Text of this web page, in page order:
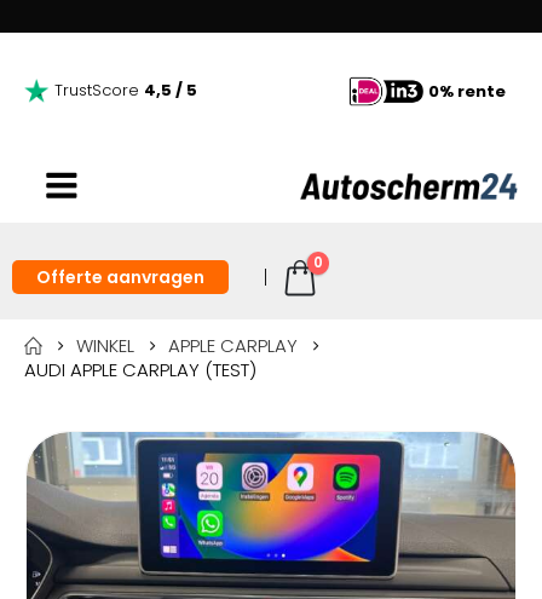
TrustScore 4,5 / 5 0% rente
Offerte aanvragen
0
WINKEL
APPLE CARPLAY
AUDI APPLE CARPLAY (TEST)